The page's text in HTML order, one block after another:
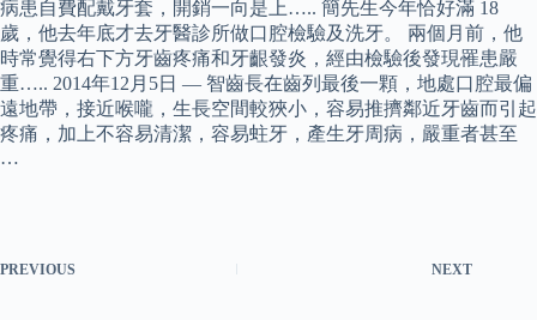
病患自費配戴牙套，開銷一向是上….. 簡先生今年恰好滿 18
歲，他去年底才去牙醫診所做口腔檢驗及洗牙。 兩個月前，他
時常覺得右下方牙齒疼痛和牙齦發炎，經由檢驗後發現罹患嚴
重….. 2014年12月5日 — 智齒長在齒列最後一顆，地處口腔最偏
遠地帶，接近喉嚨，生長空間較狹小，容易推擠鄰近牙齒而引起
疼痛，加上不容易清潔，容易蛀牙，產生牙周病，嚴重者甚至
…
PREVIOUS NEXT